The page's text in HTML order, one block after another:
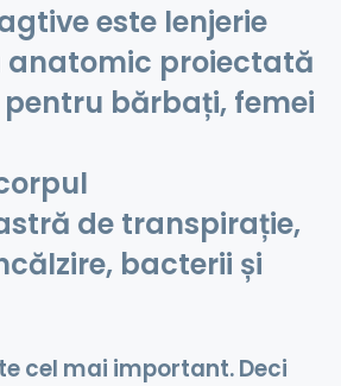
este lenjerie
anatomic proiectată
pentru bărbați, femei
de transpirație,
bacterii și
cel mai important.Deci